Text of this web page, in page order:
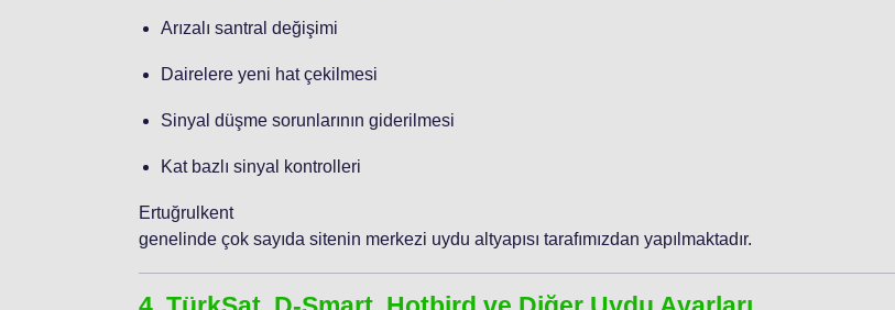
Arızalı santral değişimi
Dairelere yeni hat çekilmesi
Sinyal düşme sorunlarının giderilmesi
Kat bazlı sinyal kontrolleri
Ertuğrulkent
genelinde çok sayıda sitenin merkezi uydu altyapısı tarafımızdan yapılmaktadır.